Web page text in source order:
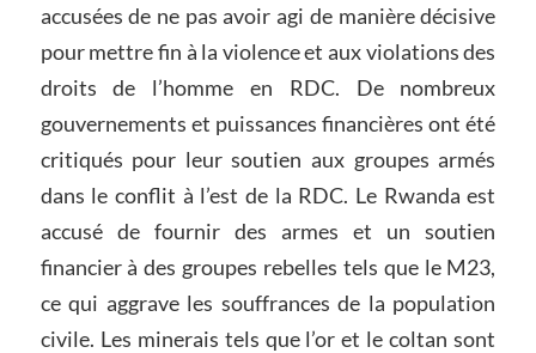
accusées de ne pas avoir agi de manière décisive
pour mettre fin à la violence et aux violations des
droits de l’homme en RDC. De nombreux
gouvernements et puissances financières ont été
critiqués pour leur soutien aux groupes armés
dans le conflit à l’est de la RDC. Le Rwanda est
accusé de fournir des armes et un soutien
financier à des groupes rebelles tels que le M23,
ce qui aggrave les souffrances de la population
civile. Les minerais tels que l’or et le coltan sont